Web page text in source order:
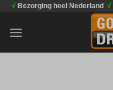
inhoud
√ Bezorging heel Nederland √